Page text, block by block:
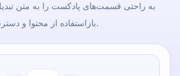
به راحتی قسمت‌های پادکست را به متن
بازاستفاده از محتوا و دسترسی.